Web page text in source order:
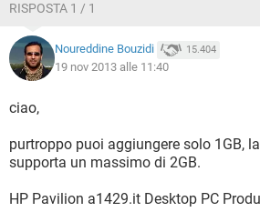
RISPOSTA 1 / 1
Noureddine Bouzidi 15.404
19 nov 2013 alle 11:40
ciao,
purtroppo puoi aggiungere solo 1GB,
supporta un massimo di 2GB.
HP Pavilion a1429.it Desktop PC